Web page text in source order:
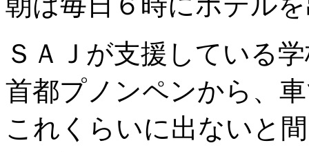
ＳＡＪが支援している
首都プノンペンから、
これくらいに出ないと